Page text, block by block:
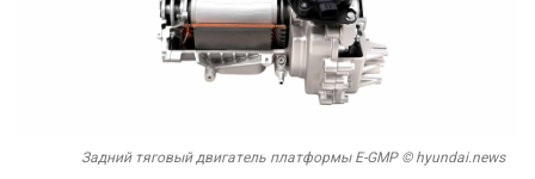
Задний тяговый двигатель платформы E-GMP © hyundai.news